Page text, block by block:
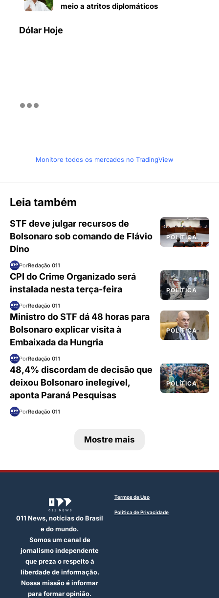
meio a atritos diplomáticos
Dólar Hoje
Monitore todos os mercados no TradingView
Leia também
POLÍTICA
STF deve julgar recursos de
Bolsonaro sob comando de Flávio
Dino
PorRedação 011
POLÍTICA
CPI do Crime Organizado será
instalada nesta terça-feira
PorRedação 011
POLÍTICA
Ministro do STF dá 48 horas para
Bolsonaro explicar visita à
Embaixada da Hungria
PorRedação 011
POLÍTICA
48,4% discordam de decisão que
deixou Bolsonaro inelegível,
aponta Paraná Pesquisas
PorRedação 011
Mostre mais
011 News, notícias do Brasil
e do mundo.
Somos um canal de
jornalismo independente
que preza o respeito à
liberdade de informação.
Nossa missão é informar
para formar opinião.
Termos de Uso
Política de Privacidade